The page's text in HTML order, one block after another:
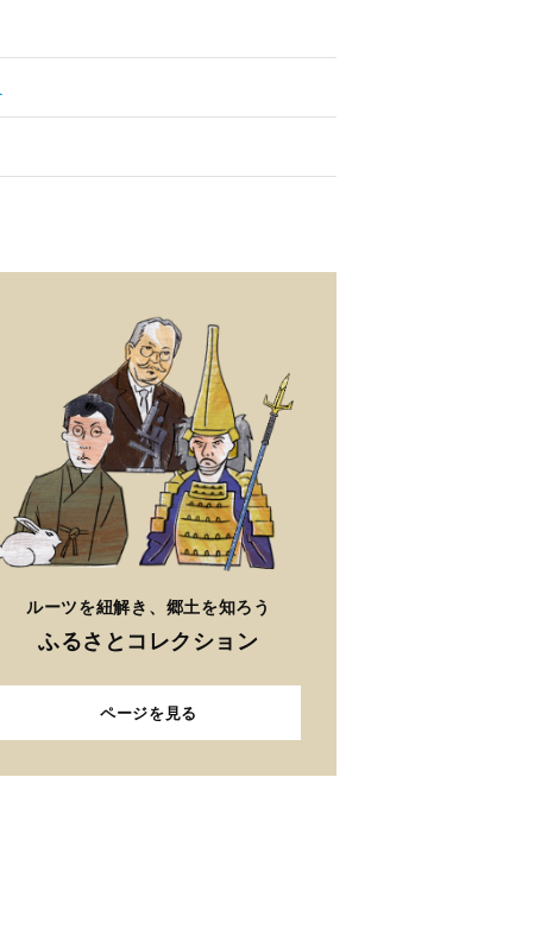
ルーツを紐解き、郷土を知ろう
ふるさとコレクション
ページを見る